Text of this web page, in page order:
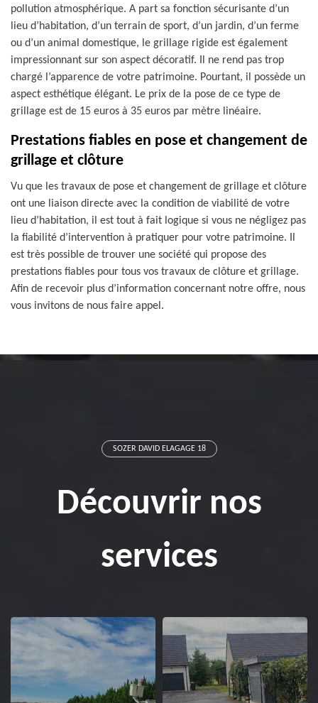
pollution atmosphérique. A part sa fonction sécurisante d’un
lieu d’habitation, d’un terrain de sport, d’un jardin, d’un ferme
ou d’un animal domestique, le grillage rigide est également
impressionnant sur son aspect décoratif. Il ne rend pas trop
chargé l’apparence de votre patrimoine. Pourtant, il possède un
aspect esthétique élégant. Le prix de la pose de ce type de
grillage est de 15 euros à 35 euros par mètre linéaire.
Prestations fiables en pose et changement de
grillage et clôture
Vu que les travaux de pose et changement de grillage et clôture
ont une liaison directe avec la condition de viabilité de votre
lieu d’habitation, il est tout à fait logique si vous ne négligez pas
la fiabilité d’intervention à pratiquer pour votre patrimoine. Il
est très possible de trouver une société qui propose des
prestations fiables pour tous vos travaux de clôture et grillage.
Afin de recevoir plus d’information concernant notre offre, nous
vous invitons de nous faire appel.
SOZER DAVID ELAGAGE 18
Découvrir nos
services